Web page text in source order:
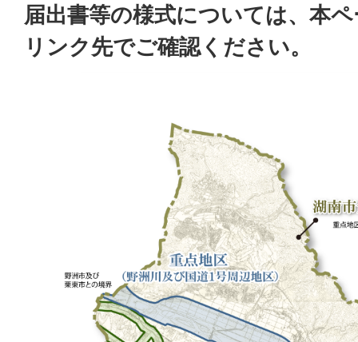
届出書等の様式については、本
リンク先でご確認ください。